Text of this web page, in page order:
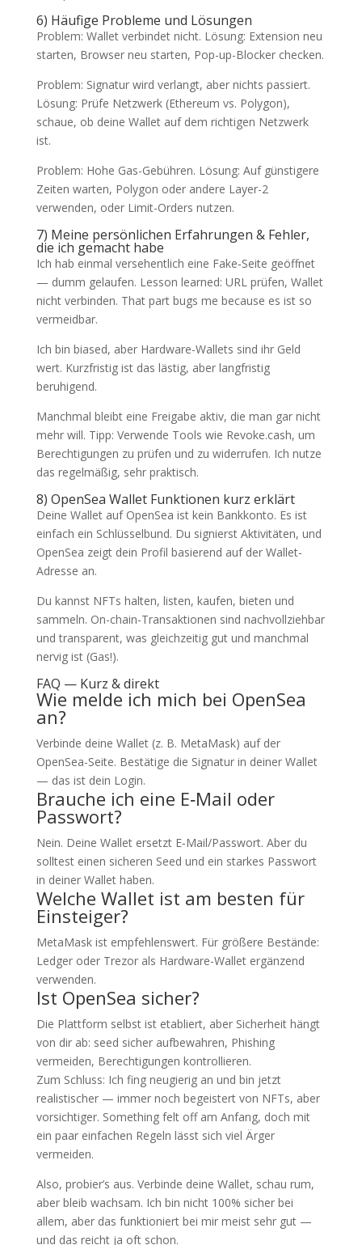
6) Häufige Probleme und Lösungen
Problem: Wallet verbindet nicht. Lösung: Extension neu
starten, Browser neu starten, Pop-up-Blocker checken.
Problem: Signatur wird verlangt, aber nichts passiert.
Lösung: Prüfe Netzwerk (Ethereum vs. Polygon),
schaue, ob deine Wallet auf dem richtigen Netzwerk
ist.
Problem: Hohe Gas-Gebühren. Lösung: Auf günstigere
Zeiten warten, Polygon oder andere Layer-2
verwenden, oder Limit-Orders nutzen.
7) Meine persönlichen Erfahrungen & Fehler,
die ich gemacht habe
Ich hab einmal versehentlich eine Fake‑Seite geöffnet
— dumm gelaufen. Lesson learned: URL prüfen, Wallet
nicht verbinden. That part bugs me because es ist so
vermeidbar.
Ich bin biased, aber Hardware-Wallets sind ihr Geld
wert. Kurzfristig ist das lästig, aber langfristig
beruhigend.
Manchmal bleibt eine Freigabe aktiv, die man gar nicht
mehr will. Tipp: Verwende Tools wie Revoke.cash, um
Berechtigungen zu prüfen und zu widerrufen. Ich nutze
das regelmäßig, sehr praktisch.
8) OpenSea Wallet Funktionen kurz erklärt
Deine Wallet auf OpenSea ist kein Bankkonto. Es ist
einfach ein Schlüsselbund. Du signierst Aktivitäten, und
OpenSea zeigt dein Profil basierend auf der Wallet-
Adresse an.
Du kannst NFTs halten, listen, kaufen, bieten und
sammeln. On-chain-Transaktionen sind nachvollziehbar
und transparent, was gleichzeitig gut und manchmal
nervig ist (Gas!).
FAQ — Kurz & direkt
Wie melde ich mich bei OpenSea
an?
Verbinde deine Wallet (z. B. MetaMask) auf der
OpenSea-Seite. Bestätige die Signatur in deiner Wallet
— das ist dein Login.
Brauche ich eine E‑Mail oder
Passwort?
Nein. Deine Wallet ersetzt E‑Mail/Passwort. Aber du
solltest einen sicheren Seed und ein starkes Passwort
in deiner Wallet haben.
Welche Wallet ist am besten für
Einsteiger?
MetaMask ist empfehlenswert. Für größere Bestände:
Ledger oder Trezor als Hardware-Wallet ergänzend
verwenden.
Ist OpenSea sicher?
Die Plattform selbst ist etabliert, aber Sicherheit hängt
von dir ab: seed sicher aufbewahren, Phishing
vermeiden, Berechtigungen kontrollieren.
Zum Schluss: Ich fing neugierig an und bin jetzt
realistischer — immer noch begeistert von NFTs, aber
vorsichtiger. Something felt off am Anfang, doch mit
ein paar einfachen Regeln lässt sich viel Ärger
vermeiden.
Also, probier’s aus. Verbinde deine Wallet, schau rum,
aber bleib wachsam. Ich bin nicht 100% sicher bei
allem, aber das funktioniert bei mir meist sehr gut —
und das reicht ja oft schon.